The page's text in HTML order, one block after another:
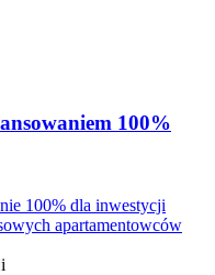
100%
100% dla inwestycji
apartamentowców